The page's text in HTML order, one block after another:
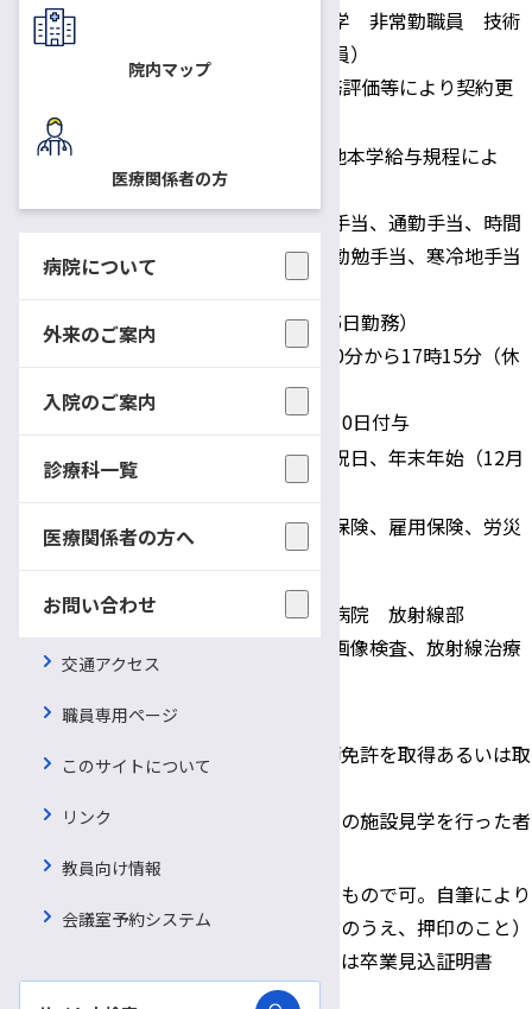
国立大学法人信州大学 非常勤職員 技術
補佐員（有期雇用職員）
1事業年度契約。勤務評価等により契約更
日給 9,360円 その他本学給与規程によ
る。
住宅手当、扶養親族手当、通勤手当、時間
外勤務手当、期末・勤勉手当、寒冷地手当
勤務日：月～金（週5日勤務）
所定労働時間：8時30分から17時15分（休
憩12時から13時）
年次休暇：採用日に10日付与
休日
休日：土曜、日曜、祝日、年末年始（12月
29日～1月3日）
適用保険
健康保険、厚生年金保険、雇用保険、労災
信州大学医学部附属病院 放射線部
病院における放射線画像検査、放射線治療
診療放射線技師免許を取得あるいは取
原則として当院の施設見学を行った者
履歴書（市販のもので可。自筆により
記載、写真貼付のうえ、押印のこと）
卒業証明書または卒業見込証明書
成績証明書
院内マップ
医療関係者の方
病院について
外来のご案内
入院のご案内
診療科一覧
医療関係者の方へ
お問い合わせ
交通アクセス
職員専用ページ
このサイトについて
リンク
教員向け情報
会議室予約システム